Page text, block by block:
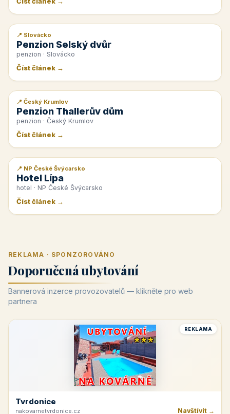
📰 PR článek
📍 Slovácko
Penzion Selský dvůr
penzion · Slovácko
Číst článek →
📰 PR článek
📍 Český Krumlov
Penzion Thallerův dům
penzion · Český Krumlov
Číst článek →
📰 PR článek
📍 NP České Švýcarsko
Hotel Lípa
hotel · NP České Švýcarsko
Číst článek →
REKLAMA · SPONZOROVÁNO
Doporučená ubytování
Bannerová inzerce provozovatelů — klikněte pro web
partnera
REKLAMA
Tvrdonice
nakovarnetvrdonice.cz Navštívit →